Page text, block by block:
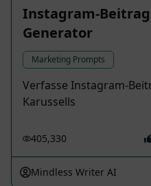
Instagram-
Generator
Marketing Prompts
Verfasse Instagram-
Karussells
405,330
Mindless Writer AI